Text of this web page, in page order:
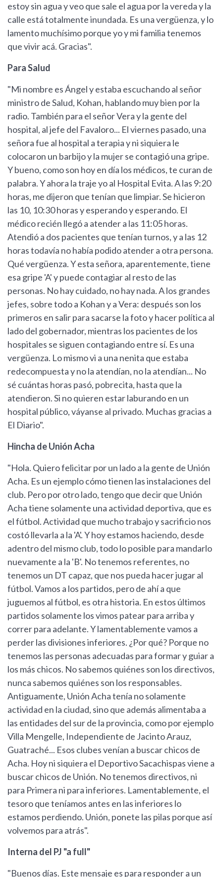
estoy sin agua y veo que sale el agua por la vereda y la
calle está totalmente inundada. Es una vergüenza, y lo
lamento muchísimo porque yo y mi familia tenemos
que vivir acá. Gracias".
Para Salud
"Mi nombre es Ángel y estaba escuchando al señor
ministro de Salud, Kohan, hablando muy bien por la
radio. También para el señor Vera y la gente del
hospital, al jefe del Favaloro... El viernes pasado, una
señora fue al hospital a terapia y ni siquiera le
colocaron un barbijo y la mujer se contagió una gripe.
Y bueno, como son hoy en día los médicos, te curan de
palabra. Y ahora la traje yo al Hospital Evita. A las 9:20
horas, me dijeron que tenían que limpiar. Se hicieron
las 10, 10:30 horas y esperando y esperando. El
médico recién llegó a atender a las 11:05 horas.
Atendió a dos pacientes que tenían turnos, y a las 12
horas todavía no había podido atender a otra persona.
Qué vergüenza. Y esta señora, aparentemente, tiene
esa gripe 'A' y puede contagiar al resto de las
personas. No hay cuidado, no hay nada. A los grandes
jefes, sobre todo a Kohan y a Vera: después son los
primeros en salir para sacarse la foto y hacer política al
lado del gobernador, mientras los pacientes de los
hospitales se siguen contagiando entre sí. Es una
vergüenza. Lo mismo vi a una nenita que estaba
redecompuesta y no la atendían, no la atendían... No
sé cuántas horas pasó, pobrecita, hasta que la
atendieron. Si no quieren estar laburando en un
hospital público, váyanse al privado. Muchas gracias a
El Diario".
Hincha de Unión Acha
"Hola. Quiero felicitar por un lado a la gente de Unión
Acha. Es un ejemplo cómo tienen las instalaciones del
club. Pero por otro lado, tengo que decir que Unión
Acha tiene solamente una actividad deportiva, que es
el fútbol. Actividad que mucho trabajo y sacrificio nos
costó llevarla a la 'A'. Y hoy estamos haciendo, desde
adentro del mismo club, todo lo posible para mandarlo
nuevamente a la 'B'. No tenemos referentes, no
tenemos un DT capaz, que nos pueda hacer jugar al
fútbol. Vamos a los partidos, pero de ahí a que
juguemos al fútbol, es otra historia. En estos últimos
partidos solamente los vimos patear para arriba y
correr para adelante. Y lamentablemente vamos a
perder las divisiones inferiores. ¿Por qué? Porque no
tenemos las personas adecuadas para formar y guiar a
los más chicos. No sabemos quiénes son los directivos,
nunca sabemos quiénes son los responsables.
Antiguamente, Unión Acha tenía no solamente
actividad en la ciudad, sino que además alimentaba a
las entidades del sur de la provincia, como por ejemplo
Villa Mengelle, Independiente de Jacinto Arauz,
Guatraché... Esos clubes venían a buscar chicos de
Acha. Hoy ni siquiera el Deportivo Sacachispas viene a
buscar chicos de Unión. No tenemos directivos, ni
para Primera ni para inferiores. Lamentablemente, el
tesoro que teníamos antes en las inferiores lo
estamos perdiendo. Unión, ponete las pilas porque así
volvemos para atrás".
Interna del PJ "a full"
"Buenos días. Este mensaje es para responder a un